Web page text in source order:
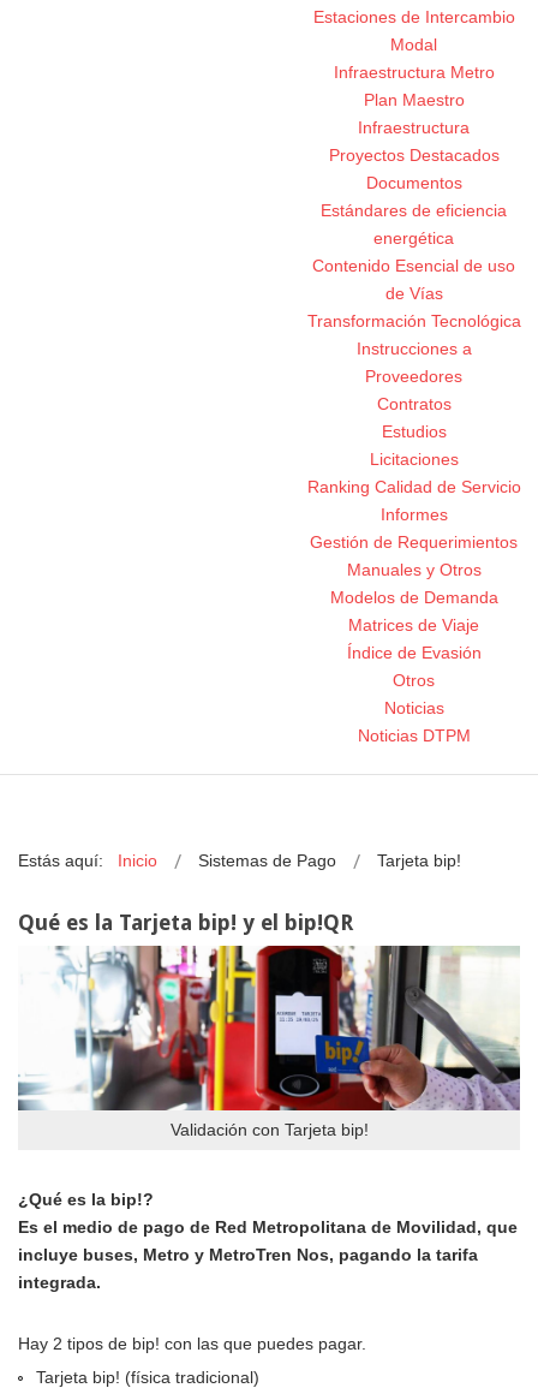
Estaciones de Intercambio
Modal
Infraestructura Metro
Plan Maestro
Infraestructura
Proyectos Destacados
Documentos
Estándares de eficiencia
energética
Contenido Esencial de uso
de Vías
Transformación Tecnológica
Instrucciones a
Proveedores
Contratos
Estudios
Licitaciones
Ranking Calidad de Servicio
Informes
Gestión de Requerimientos
Manuales y Otros
Modelos de Demanda
Matrices de Viaje
Índice de Evasión
Otros
Noticias
Noticias DTPM
Estás aquí: Inicio Sistemas de Pago Tarjeta bip!
Qué es la Tarjeta bip! y el bip!QR
Validación con Tarjeta bip!
¿Qué es la bip!?
Es el medio de pago de Red Metropolitana de Movilidad, que
incluye buses, Metro y MetroTren Nos, pagando la tarifa
integrada.
Hay 2 tipos de bip! con las que puedes pagar.
Tarjeta bip! (física tradicional)